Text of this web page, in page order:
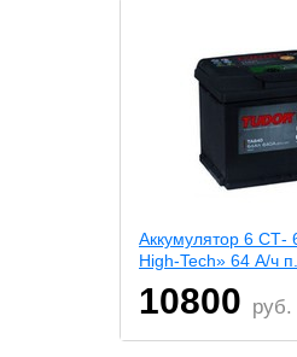
Аккумулятор 6 СТ-
High-Tech» 64 А/ч
10800 руб.